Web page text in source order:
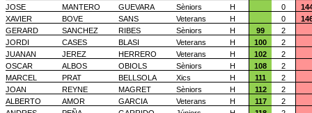
JOSE
MANTERO GUEVARA Sèniors H 0
XAVIER
BOVE SANS Veterans H 0
GERARD
SANCHEZ RIBES Sèniors H 99
2
JORDI
CASES BLASI Veterans H 100
2
JUANAN
JEREZ HERRERO Veterans H 102
2
OSCAR
ALBOS OBIOLS Sèniors H 108
2
MARCEL
PRAT BELLSOLA Xics H 111
2
JOAN
REYNE MAGRET Sèniors H 112
2
ALBERTO
AMOR GARCIA Veterans H 117
2